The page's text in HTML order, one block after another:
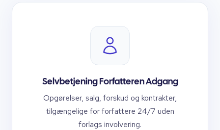
Selvbetjening Forfatteren Adgang
Opgørelser, salg, forskud og kontrakter,
tilgængelige for forfattere 24/7 uden
forlags involvering.